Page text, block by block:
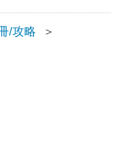
/攻略
＞